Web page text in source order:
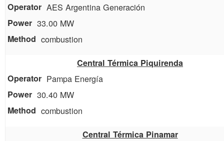
AES Argentina Generación
33.00 MW
combustion
Central Térmica Piquirenda
Pampa Energía
30.40 MW
combustion
Central Térmica Pinamar